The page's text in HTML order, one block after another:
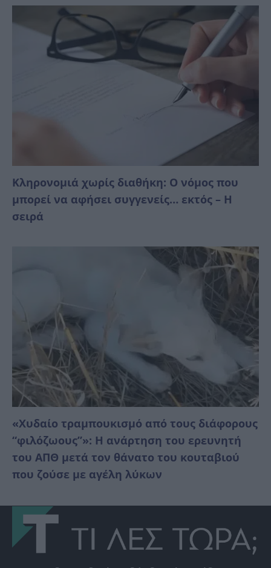
Κληρονομιά χωρίς διαθήκη: Ο νόμος που
μπορεί να αφήσει συγγενείς… εκτός – Η
σειρά
«Χυδαίο τραμπουκισμό από τους διάφορους
“φιλόζωους”»: Η ανάρτηση του ερευνητή
του ΑΠΘ μετά τον θάνατο του κουταβιού
που ζούσε με αγέλη λύκων